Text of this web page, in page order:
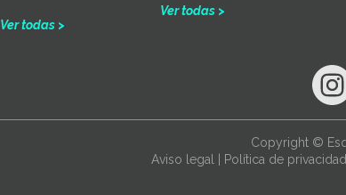
Ver todas >
Ver todas >
Copyright ©
Aviso legal| Política de privacidad